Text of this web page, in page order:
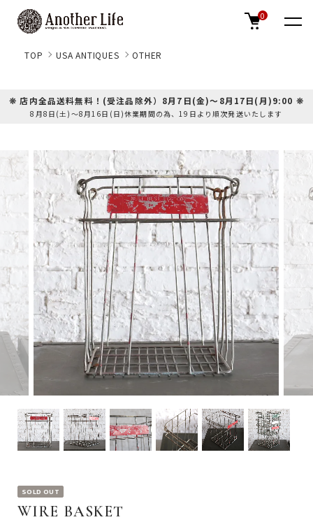
0
TOP USA ANTIQUES OTHER
❊ 店内全品送料無料！(受注品除外）8月7日(金)～8月17日(月)9:00 ❊
8月8日(土)～8月16日(日)休業期間の為、19日より順次発送いたします
SOLD OUT
WIRE BASKET